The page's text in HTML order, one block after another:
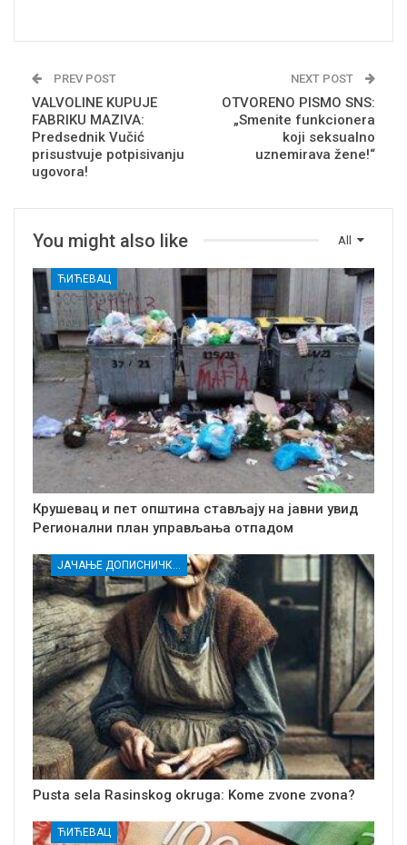
PREV POST
VALVOLINE KUPUJE
FABRIKU MAZIVA:
Predsednik Vučić
prisustvuje potpisivanju
ugovora!
NEXT POST
OTVORENO PISMO SNS:
„Smenite funkcionera
koji seksualno
uznemirava žene!“
All
You might also like
ЋИЋЕВАЦ
Крушевац и пет општина стављају на јавни увид
Регионални план управљања отпадом
Pusta sela Rasinskog okruga: Kome zvone zvona?
ЋИЋЕВАЦ